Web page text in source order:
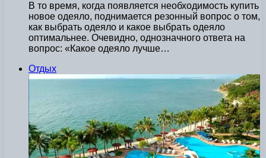
В то время, когда появляется необходимость купить
новое одеяло, поднимается резонный вопрос о том,
как выбрать одеяло и какое выбрать одеяло
оптимальнее. Очевидно, однозначного ответа на
вопрос: «Какое одеяло лучше…
Отдых